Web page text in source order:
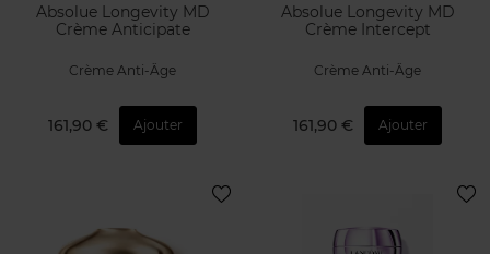
Absolue Longevity MD
Crème Anticipate
Crème Anti-Âge
161,90 € Ajouter
Absolue Longevity MD
Crème Intercept
Crème Anti-Âge
161,90 € Ajouter